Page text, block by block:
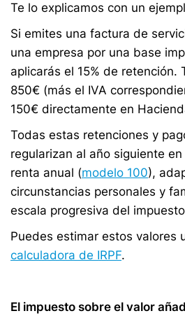
Te lo explicamos con un
Si emites una factura de
una empresa por una base
aplicarás el 15% de retención.
850€ (más el IVA
150€ directamente en
Todas estas retenciones y
regularizan al año siguiente
renta anual (modelo 100),
circunstancias personales y
escala progresiva del
Puedes estimar estos valores
calculadora de IRPF.
El impuesto sobre el valor